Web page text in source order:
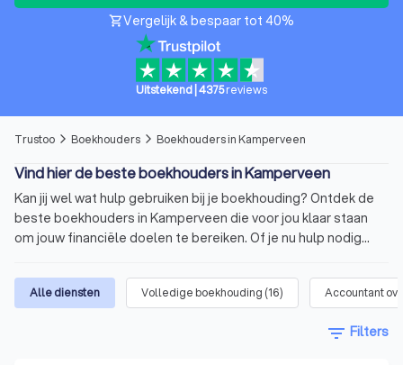
shopping_cartVergelijk & bespaar tot 40%
Uitstekend 4375reviews
Trustoo arrow_forward_ios Boekhouders arrow_forward_ios Boekhouders in Kamperveen
Vind hier de beste boekhouders in Kamperveen
Kan jij wel wat hulp gebruiken bij je boekhouding? Ontdek de
beste boekhouders in Kamperveen die voor jou klaar staan
om jouw financiële doelen te bereiken. Of je nu hulp nodig
belastingaangifte of financiële planning. Via Trustoo vind je
gemakkelijk de beste boekhouders uit Kamperveen. Wij
boekhouders in Kamperveen. Deze boekhouders hebben een
Alle diensten Volledige boekhouding (16) Accountant
filter_list Filters